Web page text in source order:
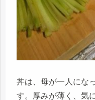
丼は、母が一人にな
す。厚みが薄く、気